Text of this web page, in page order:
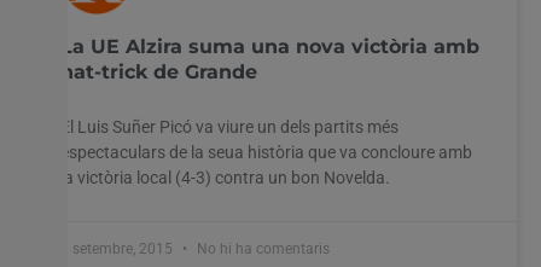
La UE Alzira suma una nova victòria amb
hat-trick de Grande
El Luis Suñer Picó va viure un dels partits més
espectaculars de la seua història que va concloure amb
la victòria local (4-3) contra un bon Novelda.
8 setembre, 2015 No hi ha comentaris